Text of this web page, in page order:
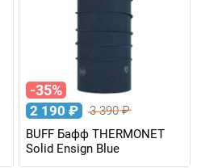
-35%
2 190 ₽ 3 390₽
BUFF Бафф THERMONET
Solid Ensign Blue